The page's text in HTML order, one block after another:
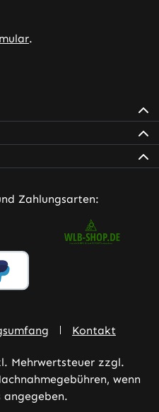
.
öffnet in neuem Tab
– öffnet in neuem Tab
inspirieren – öffnet in
öffnet in neuem Tab
Zahlungsarten:
Kontakt
Mehrwertsteuer zzgl.
wenn
angegeben.